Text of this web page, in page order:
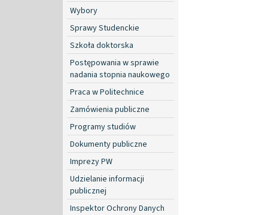
Wybory
Sprawy Studenckie
Szkoła doktorska
Postępowania w sprawie
nadania stopnia naukowego
Praca w Politechnice
Zamówienia publiczne
Programy studiów
Dokumenty publiczne
Imprezy PW
Udzielanie informacji
publicznej
Inspektor Ochrony Danych